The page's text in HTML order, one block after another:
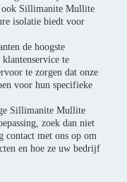
ook Sillimanite Mullite
isolatie biedt voor
de hoogste
te
te zorgen dat onze
voor hun specifieke
Sillimanite Mullite
zoek dan niet
contact met ons op om
en hoe ze uw bedrijf